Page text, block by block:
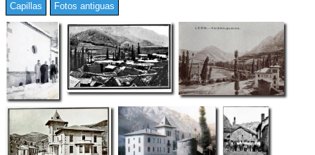
Capillas Fotos antiguas